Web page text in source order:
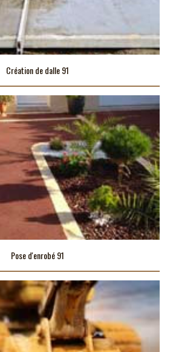
Création de dalle 91
Pose d'enrobé 91